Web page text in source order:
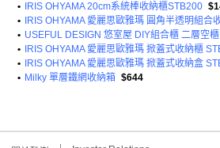
•
IRIS OHYAMA 20cm系統棒收納櫃STB200
•
IRIS OHYAMA 愛麗思歐雅瑪 圓角半透明組合
• USEFUL DESIGN 悠室屋 DIY組合櫃 二層空
•
IRIS OHYAMA 愛麗思歐雅瑪 掀蓋式收納櫃
•
IRIS OHYAMA 愛麗思歐雅瑪 掀蓋式收納盒
• Milky 單層鐵網收納箱 $644